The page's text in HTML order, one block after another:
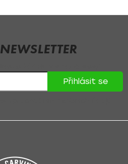
s
NEWSLETTER
Přihlásit se